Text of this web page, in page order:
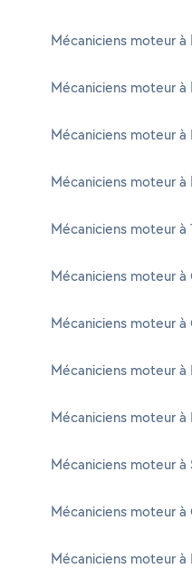
Mécaniciens moteur
Mécaniciens moteur
Mécaniciens moteur à
Mécaniciens moteur à
Mécaniciens moteur à
Mécaniciens moteur
Mécaniciens moteur à
Mécaniciens moteur à
Mécaniciens moteur à
Mécaniciens moteur à
Mécaniciens moteur à
Mécaniciens moteur à